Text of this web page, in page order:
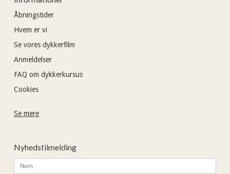
Åbningstider
Hvem er vi
Se vores dykkerfilm
Anmeldelser
FAQ om dykkerkursus
Cookies
Se mere
Nyhedstilmelding